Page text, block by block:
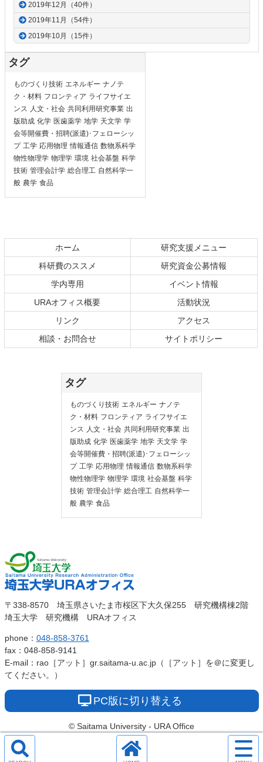
2019年12月（40件）
2019年11月（54件）
2019年10月（15件）
タグ
ものづくり技術 エネルギー ナノテ
ク・材料 フロンティア ライフサイエ
ンス 人文・社会 共同利用研究事業 出
版助成 化学 医歯薬学 地学 天文学 学
会等開催費・招聘(派遣)･フェローシッ
プ 工学 応用物理 情報通信 数物系科学
物性物理学 物理学 環境 社会基盤 科学
技術 管理会計学 総合理工 自然科学一
般 農学 食品
ホーム
研究支援メニュー
科研費のススメ
研究資金公募情報
学内専用
イベント情報
URAオフィス概要
活動状況
リンク
アクセス
相談・お問合せ
サイトポリシー
タグ
ものづくり技術 エネルギー ナノテ
ク・材料 フロンティア ライフサイエ
ンス 人文・社会 共同利用研究事業 出
版助成 化学 医歯薬学 地学 天文学 学
会等開催費・招聘(派遣)･フェローシッ
プ 工学 応用物理 情報通信 数物系科学
物性物理学 物理学 環境 社会基盤 科学
技術 管理会計学 総合理工 自然科学一
般 農学 食品
埼玉大
学
埼玉大学URAオ
フィス
〒338-8570 埼玉県さいたま市桜区下大久保255 研究機構棟2階
埼玉大学 研究機構 URAオフィス
phone： 048-858-3761
fax：048-858-9141
E-mail：rao［アット］gr.saitama-u.ac.jp（［アット］を＠に変更し
てください。）
PC版に切り替える
© Saitama University - URA Office
サ
イ